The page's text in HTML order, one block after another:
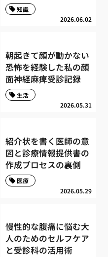
2026.06.02
知識
朝起きて顔が動かない
恐怖を経験した私の顔
面神経麻痺受診記録
2026.05.31
生活
紹介状を書く医師の意
図と診療情報提供書の
作成プロセスの裏側
2026.05.29
医療
慢性的な腹痛に悩む大
人のためのセルフケア
と受診科の活用術